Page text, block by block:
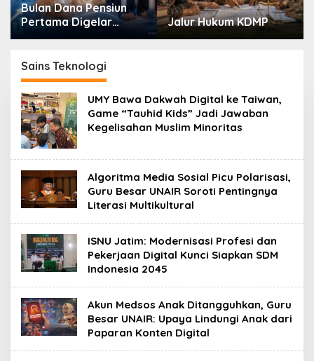
Bulan Dana Pensiun
Pertama Digelar
September, Industri
Pensiun Berkelanjutan
Jalur Hukum KDMP
Sains Teknologi
UMY Bawa Dakwah Digital ke Taiwan,
Game “Tauhid Kids” Jadi Jawaban
Kegelisahan Muslim Minoritas
Algoritma Media Sosial Picu Polarisasi,
Guru Besar UNAIR Soroti Pentingnya
Literasi Multikultural
ISNU Jatim: Modernisasi Profesi dan
Pekerjaan Digital Kunci Siapkan SDM
Indonesia 2045
Akun Medsos Anak Ditangguhkan, Guru
Besar UNAIR: Upaya Lindungi Anak dari
Paparan Konten Digital